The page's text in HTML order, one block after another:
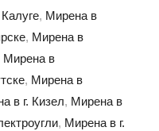
, Мирена в
, Мирена в
Мирена в
, Мирена в
в г. Кизел, Мирена в
, Мирена в г.